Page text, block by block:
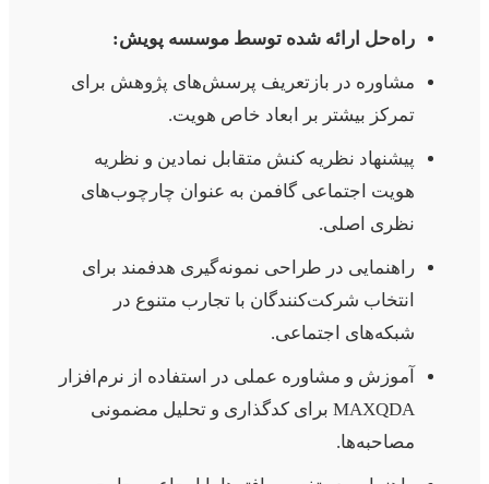
راه‌حل ارائه شده توسط موسسه پویش:
مشاوره در بازتعریف پرسش‌های پژوهش برای
تمرکز بیشتر بر ابعاد خاص هویت.
پیشنهاد نظریه کنش متقابل نمادین و نظریه
هویت اجتماعی گافمن به عنوان چارچوب‌های
نظری اصلی.
راهنمایی در طراحی نمونه‌گیری هدفمند برای
انتخاب شرکت‌کنندگان با تجارب متنوع در
شبکه‌های اجتماعی.
آموزش و مشاوره عملی در استفاده از نرم‌افزار
MAXQDA برای کدگذاری و تحلیل مضمونی
مصاحبه‌ها.